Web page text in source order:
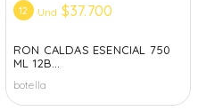
12 Und $37.700
RON CALDAS ESENCIAL 750
ML 12B...
botella